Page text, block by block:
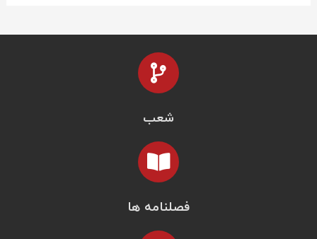
شعب
فصلنامه ها